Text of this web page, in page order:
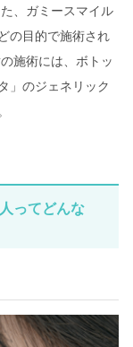
、ガミースマイル
の目的で施術され
施術には、ボトッ
」のジェネリック
ってどんな